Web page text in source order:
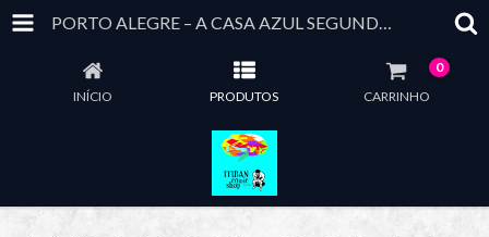
PORTO ALEGRE – A CASA AZUL SEGUNDO VOLUME
INÍCIO PRODUTOS CARRINHO
0